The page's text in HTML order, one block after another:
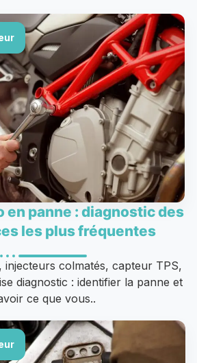
en panne : diagnostic des
les plus fréquentes
injecteurs colmatés, capteur TPS,
diagnostic : identifier la panne et
ce que vous..